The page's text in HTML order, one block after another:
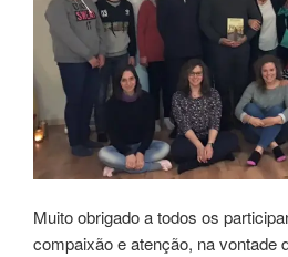
Muito obrigado a todos os
compaixão e atenção, na vontade